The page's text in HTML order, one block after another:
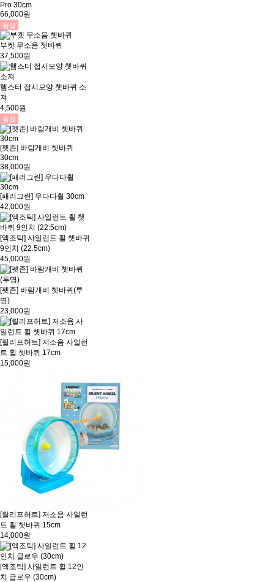
Pro 30cm
66,000원
품절
부켓 무소음 쳇바퀴
37,500원
햄스터 접시모양 쳇바퀴 소
져
4,500원
품절
[펫존] 바람개비 쳇바퀴
30cm
38,000원
[패러그린] 우다다휠 30cm
42,000원
[엑조틱] 사일런트 휠 쳇바퀴
9인치 (22.5cm)
45,000원
[펫존] 바람개비 쳇바퀴(투
명)
23,000원
[릴리프허트] 저소음 사일런
트 휠 쳇바퀴 17cm
15,000원
[릴리프허트] 저소음 사일런
트 휠 쳇바퀴 15cm
14,000원
[엑조틱] 사일런트 휠 12인
치 글로우 (30cm)